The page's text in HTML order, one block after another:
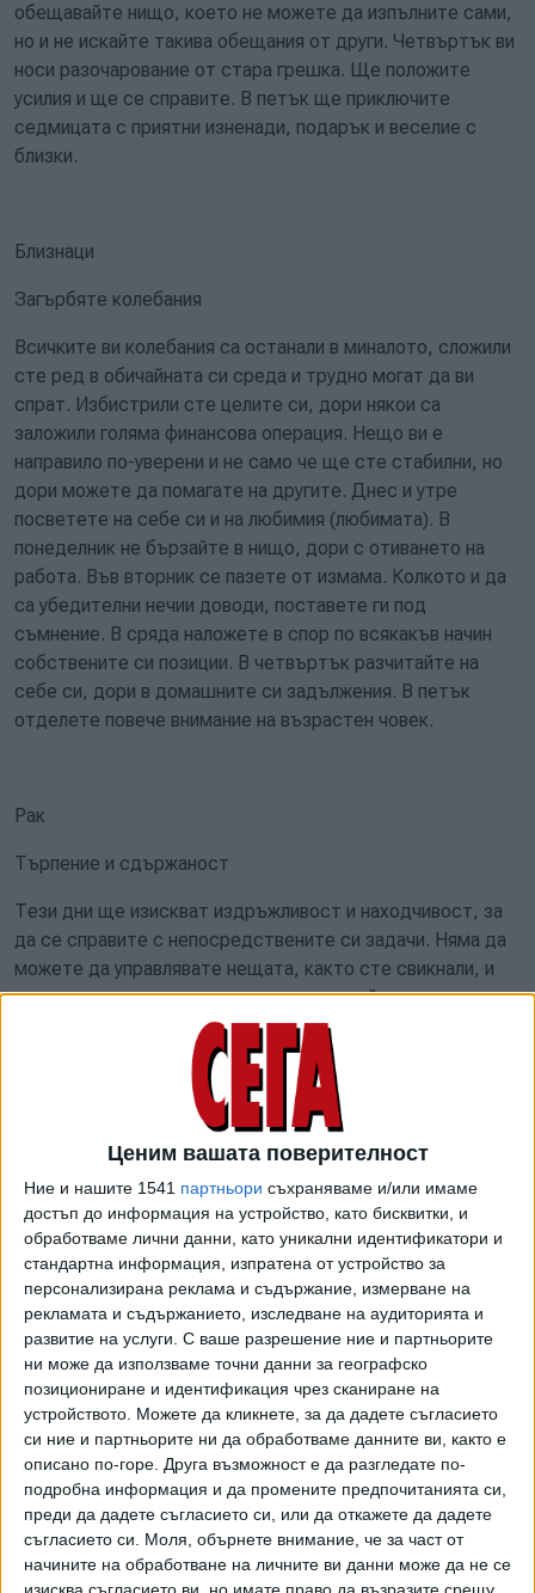
Ценим вашата поверителност
Ние и нашите 1541 партньори съхраняваме и/или имаме
достъп до информация на устройство, като бисквитки, и
обработваме лични данни, като уникални идентификатори и
стандартна информация, изпратена от устройство за
персонализирана реклама и съдържание, измерване на
рекламата и съдържанието, изследване на аудиторията и
развитие на услуги. С ваше разрешение ние и партньорите
ни може да използваме точни данни за географско
позициониране и идентификация чрез сканиране на
устройството. Можете да кликнете, за да дадете съгласието
си ние и партньорите ни да обработваме данните ви, както е
описано по-горе. Друга възможност е да разгледате по-
подробна информация и да промените предпочитанията си,
преди да дадете съгласието си, или да откажете да дадете
съгласието си. Моля, обърнете внимание, че за част от
начините на обработване на личните ви данни може да не се
обещавайте нищо, което не можете да изпълните сами,
но и не искайте такива обещания от други. Четвъртък ви
носи разочарование от стара грешка. Ще положите
усилия и ще се справите. В петък ще приключите
седмицата с приятни изненади, подарък и веселие с
близки.
Близнаци
Загърбяте колебания
Всичките ви колебания са останали в миналото, сложили
сте ред в обичайната си среда и трудно могат да ви
спрат. Избистрили сте целите си, дори някои са
заложили голяма финансова операция. Нещо ви е
направило по-уверени и не само че ще сте стабилни, но
дори можете да помагате на другите. Днес и утре
посветете на себе си и на любимия (любимата). В
понеделник не бързайте в нищо, дори с отиването на
работа. Във вторник се пазете от измама. Колкото и да
са убедителни нечии доводи, поставете ги под
съмнение. В сряда наложете в спор по всякакъв начин
собствените си позиции. В четвъртък разчитайте на
себе си, дори в домашните си задължения. В петък
отделете повече внимание на възрастен човек.
Рак
Търпение и сдържаност
Тези дни ще изискват издръжливост и находчивост, за
да се справите с непосредствените си задачи. Няма да
можете да управлявате нещата, както сте свикнали, и
това ще внася допълнителна умора в дейността ви и в
отношенията с хората. Мнозина ще се тревожат за пари.
Днес и утре се присъединете към празника на близки
приятели, не отказвайте излизане извън населеното
място. Природата ще ви успокои. В понеделник не
отстъпвайте лесно от вече взето решение въпреки
"силните" доводи на другите. Във вторник родените през
юли ще уреждат лични документи. Внимавайте, като
подписвате. В сряда бъдете мълчаливи, особено на
работното място. В четвъртък завършете всичко със
срок през периода и набележете задачите си за
следващия. В петък вършете само най-необходимото.
Лъв
Творчески начинания
Продължават добрите дни за творчески начинания.
Всяка смяна на обстановката ще е полезна за вас.
Всичко отложено от предишни периоди ще намери